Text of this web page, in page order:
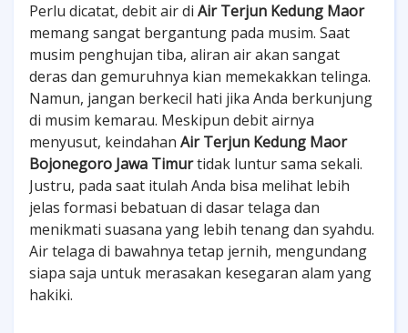
Perlu dicatat, debit air di Air Terjun Kedung Maor
memang sangat bergantung pada musim. Saat
musim penghujan tiba, aliran air akan sangat
deras dan gemuruhnya kian memekakkan telinga.
Namun, jangan berkecil hati jika Anda berkunjung
di musim kemarau. Meskipun debit airnya
menyusut, keindahan Air Terjun Kedung Maor
Bojonegoro Jawa Timurtidak luntur sama sekali.
Justru, pada saat itulah Anda bisa melihat lebih
jelas formasi bebatuan di dasar telaga dan
menikmati suasana yang lebih tenang dan syahdu.
Air telaga di bawahnya tetap jernih, mengundang
siapa saja untuk merasakan kesegaran alam yang
hakiki.